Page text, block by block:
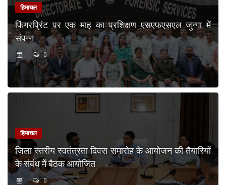
हिमाचल
फिंगरप्रिंट पर एक माह का प्रशिक्षण एसएफएसएल जुन्गा में
संपन्न
0
हिमाचल
ज़िला स्तरीय स्वतंत्रता दिवस समारोह के आयोजन की तैयारियों
के संबंध में बैठक आयोजित
0